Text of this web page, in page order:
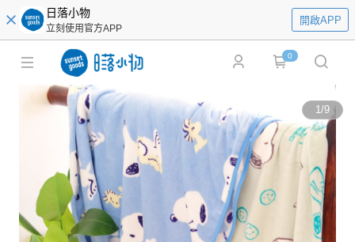
日落小物
立刻使用官方APP
開啟APP
0
1/9